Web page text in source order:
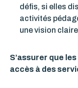
défis, si elles
activités
une vision
S’assurer que
accès à des